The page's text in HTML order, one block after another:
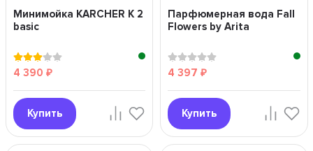
Минимойка KARCHER К 2
basic
4 390 ₽
Купить
Парфюмерная вода Fall
Flowers by Arita
4 397 ₽
Купить